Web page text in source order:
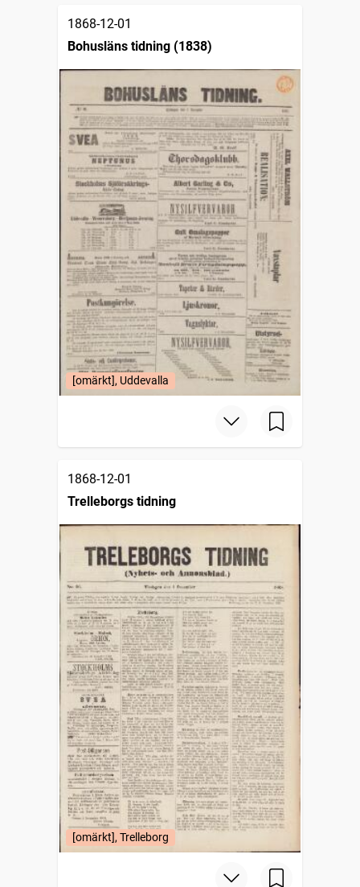
1868-12-01
Bohusläns tidning (1838)
[omärkt], Uddevalla
1868-12-01
Trelleborgs tidning
[omärkt], Trelleborg